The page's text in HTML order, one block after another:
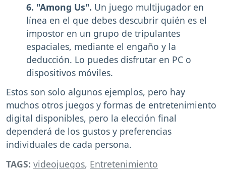
6. "Among Us". Un juego multijugador en
línea en el que debes descubrir quién es el
impostor en un grupo de tripulantes
espaciales, mediante el engaño y la
deducción. Lo puedes disfrutar en PC o
dispositivos móviles.
Estos son solo algunos ejemplos, pero hay
muchos otros juegos y formas de entretenimiento
digital disponibles, pero la elección final
dependerá de los gustos y preferencias
individuales de cada persona.
TAGS: videojuegos, Entretenimiento